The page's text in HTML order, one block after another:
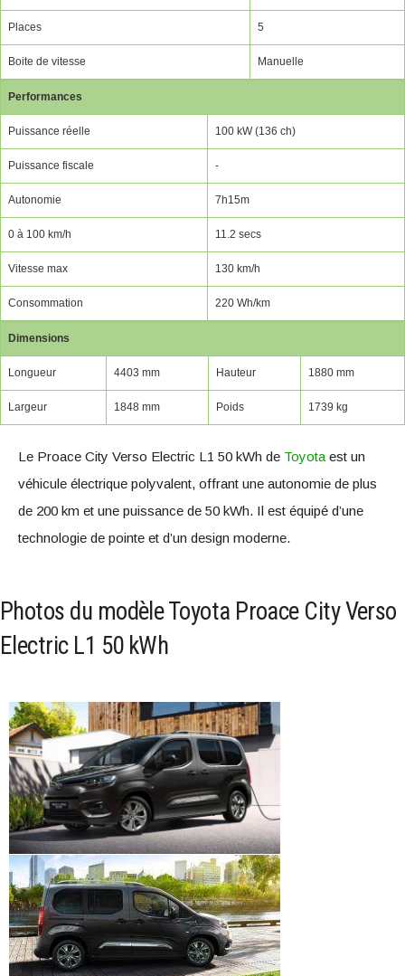
Places 5
Boite de vitesse Manuelle
Performances
Puissance réelle 100 kW (136 ch)
Puissance fiscale -
Autonomie 7h15m
0 à 100 km/h 11.2 secs
Vitesse max 130 km/h
Consommation 220 Wh/km
Dimensions
Longueur 4403 mm Hauteur 1880 mm
Largeur 1848 mm Poids 1739 kg
Le Proace City Verso Electric L1 50 kWh de Toyota est un
véhicule électrique polyvalent, offrant une autonomie de plus
de 200 km et une puissance de 50 kWh. Il est équipé d’une
technologie de pointe et d’un design moderne.
Photos du modèle Toyota Proace City Verso
Electric L1 50 kWh